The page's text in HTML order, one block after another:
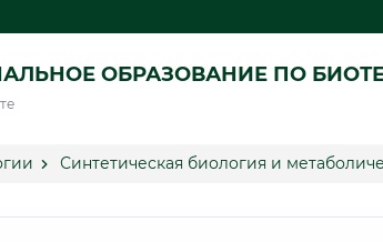
ОБРАЗОВАНИЕ ПО
Синтетическая биология и